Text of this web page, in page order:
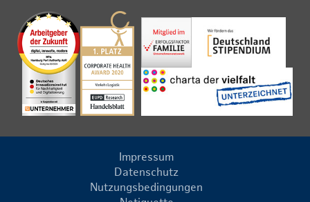
Impressum
Datenschutz
Nutzungsbedingungen